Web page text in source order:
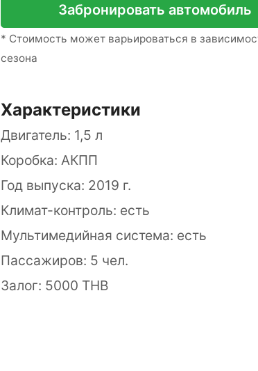
Забронировать автомобиль
* Стоимость может варьироваться в
сезона
Характеристики
Двигатель: 1,5 л
Коробка: АКПП
Год выпуска: 2019 г.
Климат-контроль: есть
Мультимедийная система: есть
Пассажиров: 5 чел.
Залог: 5000 THB